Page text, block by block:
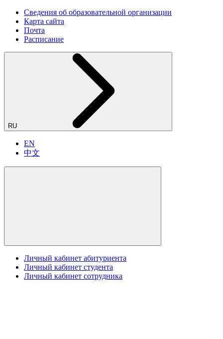
Сведения об образовательной организации
Карта сайта
Почта
Расписание
RU
EN
中文
Личный кабинет абитуриента
Личный кабинет студента
Личный кабинет сотрудника